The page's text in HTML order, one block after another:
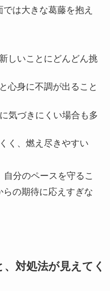
は大きな葛藤を抱え
しいことにどんどん挑
心身に不調が出ること
気づきにくい場合も多
く、燃え尽きやすい
分のペースを守るこ
らの期待に応えすぎな
対処法が見えてく